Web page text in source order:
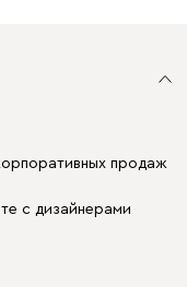
продаж
с дизайнерами